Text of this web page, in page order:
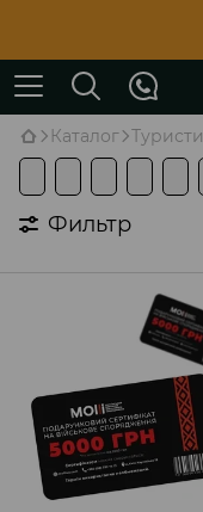
Каталог
Фильтр